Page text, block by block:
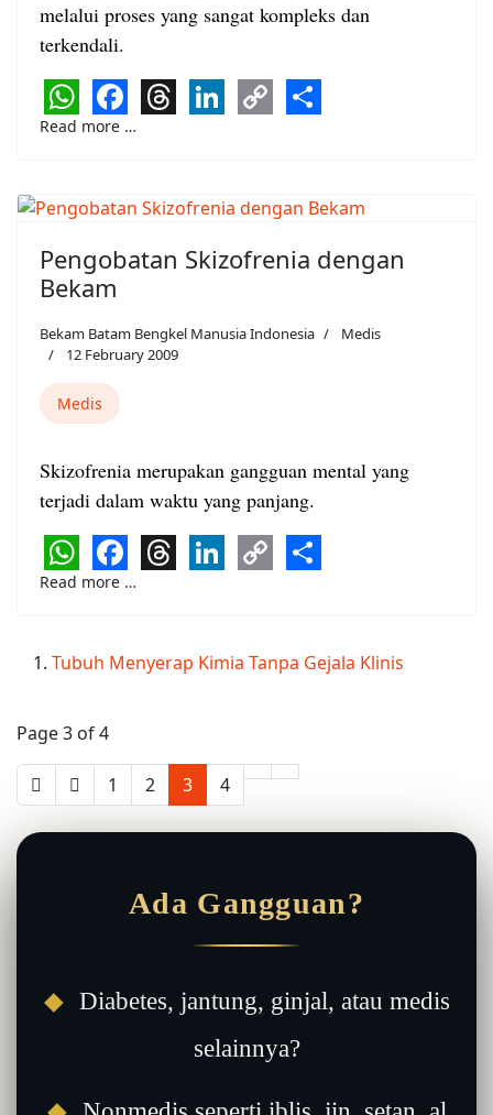
melalui proses yang sangat kompleks dan
terkendali.
WhatsApp
Facebook
Read more …
Pengobatan Skizofrenia dengan
Bekam
Bekam Batam Bengkel Manusia Indonesia
Medis
12 February 2009
Medis
Skizofrenia merupakan gangguan mental yang
terjadi dalam waktu yang panjang.
WhatsApp
Facebook
Read more …
Tubuh Menyerap Kimia Tanpa Gejala Klinis
Page 3 of 4
1 2 3 4
Ada Gangguan?
◆ Diabetes, jantung, ginjal, atau medis
selainnya?